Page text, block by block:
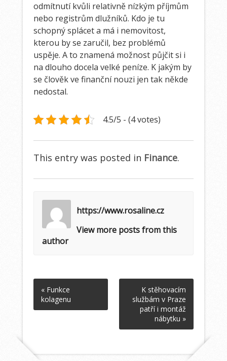
odmítnutí kvůli relativně nízkým příjmům
nebo registrům dlužníků. Kdo je tu
schopný splácet a má i nemovitost,
kterou by se zaručil, bez problémů
uspěje. A to znamená možnost půjčit si i
na dlouho docela velké peníze. K jakým by
se člověk ve finanční nouzi jen tak někde
nedostal.
4.5/5 - (4 votes)
This entry was posted in Finance.
https://www.rosaline.cz
View more posts from this
author
« Funkce
kolagenu
K stěhovacím
službám v Praze
patří i montáž
nábytku »